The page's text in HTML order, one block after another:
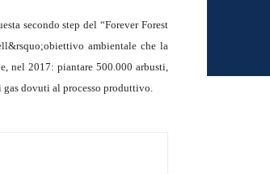
secondo step del “Forever Forest
ambientale che la
nel 2017: piantare 500.000 arbusti,
dovuti al processo produttivo.